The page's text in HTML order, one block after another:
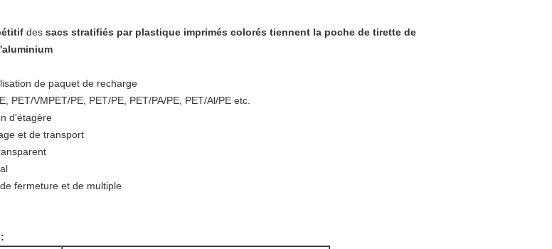
des sacs stratifiés par plastique imprimés colorés tiennent la poche de tirette de
de paquet de recharge
PET/VMPET/PE, PET/PE, PET/PA/PE, PET/Al/PE etc.
d'étagère
et de transport
fermeture et de multiple